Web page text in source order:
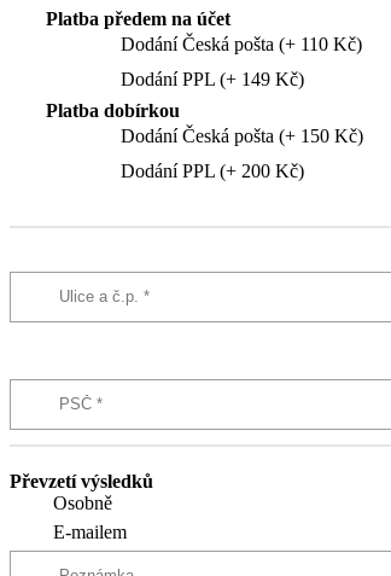
Platba předem na účet
Dodání Česká pošta (+ 110 Kč)
Dodání PPL (+ 149 Kč)
Platba dobírkou
Dodání Česká pošta (+ 150 Kč)
Dodání PPL (+ 200 Kč)
Převzetí výsledků
Osobně
E-mailem